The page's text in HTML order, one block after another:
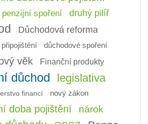
spoření druhý pilíř
Důchodová reforma
důchodové spoření
věk Finanční produkty
důchod legislativa
financí nový zákon
doba pojištění nárok